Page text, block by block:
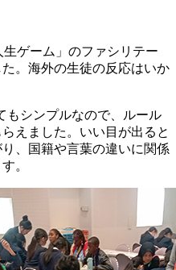
ゲーム」のファシリテー
。海外の生徒の反応はいか
もシンプルなので、ルール
えました。いい目が出ると
、国籍や言葉の違いに関係
。